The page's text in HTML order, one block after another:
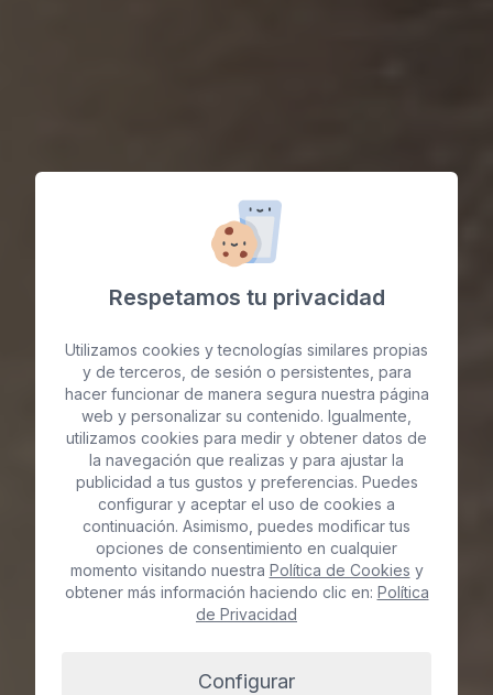
Neuromoduladores en
Gran Canaria
Reserva cita ya
Respetamos tu privacidad
Utilizamos cookies y tecnologías similares propias
y de terceros, de sesión o persistentes, para
hacer funcionar de manera segura nuestra página
web y personalizar su contenido. Igualmente,
utilizamos cookies para medir y obtener datos de
la navegación que realizas y para ajustar la
publicidad a tus gustos y preferencias. Puedes
configurar y aceptar el uso de cookies a
continuación. Asimismo, puedes modificar tus
opciones de consentimiento en cualquier
momento visitando nuestra Política de Cookies y
obtener más información haciendo clic en: Política
de Privacidad
Configurar